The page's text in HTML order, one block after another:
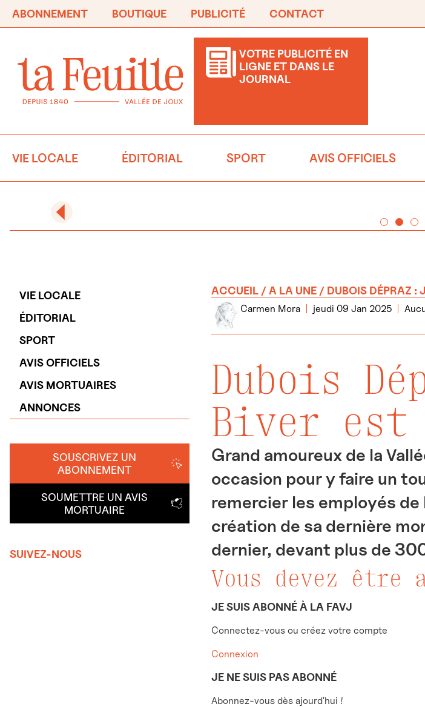
ABONNEMENT BOUTIQUE PUBLICITÉ CONTACT
VOTRE PUBLICITÉ EN
LIGNE ET DANS LE
JOURNAL
VIE LOCALE ÉDITORIAL SPORT AVIS OFFICIELS
VIE LOCALE
ÉDITORIAL
SPORT
AVIS OFFICIELS
AVIS MORTUAIRES
ANNONCES
SOUSCRIVEZ UN
ABONNEMENT
SOUMETTRE UN AVIS
MORTUAIRE
SUIVEZ-NOUS
ACCUEIL /A LA UNE / DUBOIS DÉPRAZ :
Carmen Mora jeudi 09 Jan 2025
Dubois
Biver est
Grand amoureux de la
occasion pour y faire un
remercier les employés
création de sa dernière
dernier, devant plus de
Vous devez être
JE SUIS ABONNÉ À LA FAVJ
Connectez-vous ou créez votre compte
Connexion
JE NE SUIS PAS ABONNÉ
Abonnez-vous dès ajourd'hui !